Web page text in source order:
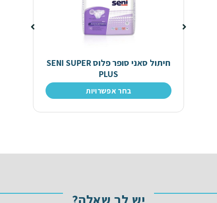
חיתול סאני סופר פלוס SENI SUPER
PLUS
בחר אפשרויות